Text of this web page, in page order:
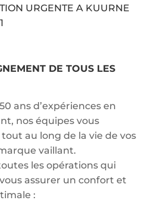
URGENTE A KUURNE
DE TOUS LES
ans d’expériences en
nos équipes vous
au long de la vie de vos
vaillant.
les opérations qui
assurer un confort et
: